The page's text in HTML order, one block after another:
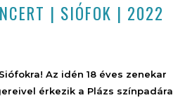
| SIÓFOK | 2022
Az idén 18 éves zenekar
érkezik a Plázs színpadára